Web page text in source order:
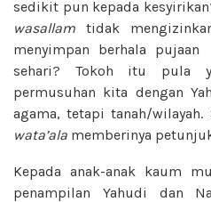
sedikit pun kepada
wasallam tidak
menyimpan berhala
sehari? Tokoh itu pula
permusuhan kita dengan
agama, tetapi tanah/wilayah.
wata’ala memberinya
Kepada anak-anak kaum
penampilan Yahudi dan